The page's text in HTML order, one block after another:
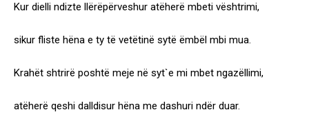
Kur dielli ndizte llërëpërveshur atëherë mbeti vështrimi,
sikur fliste hëna e ty të vetëtinë sytë ëmbël mbi mua.
Krahët shtrirë poshtë meje në syt`e mi mbet ngazëllimi,
atëherë qeshi dalldisur hëna me dashuri ndër duar.